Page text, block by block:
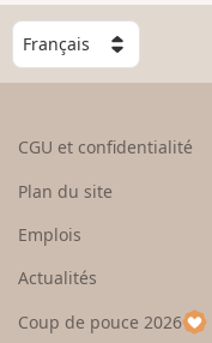
C
o
e
u
p
CGU et confidentialité
Plan du site
Emplois
Actualités
Coup de pouce 2026